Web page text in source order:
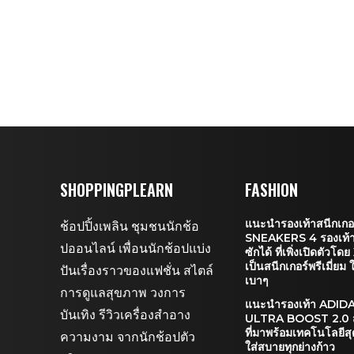
SHOPPINGPLEARN
ช้อปปิ้งเพลิน ชุมชนนักช้อ
ปออนไลน์ เพื่อนนักช้อปแบ่ง
ปันเรื่องราวของแฟชั่น สไตล์
การดูแลสุขภาพ วงการ
บันเทิง รีวิวเครื่องสำอาง
ความงาม จากนักช้อปตัว
FASHION
แนะนำรองเท้าสนีกเก
SNEAKERS 4 รองเ
ซักได้ ที่เพิ่งเปิดตัวโดย
เป็นสนีกเกอร์พรีเมี่ยม
เบาๆ
แนะนำรองเท้า
ULTRA BOOST 2.0
ที่มาพร้อมเทคโนโลยี
ใส่สบายทุกย่างก้าว